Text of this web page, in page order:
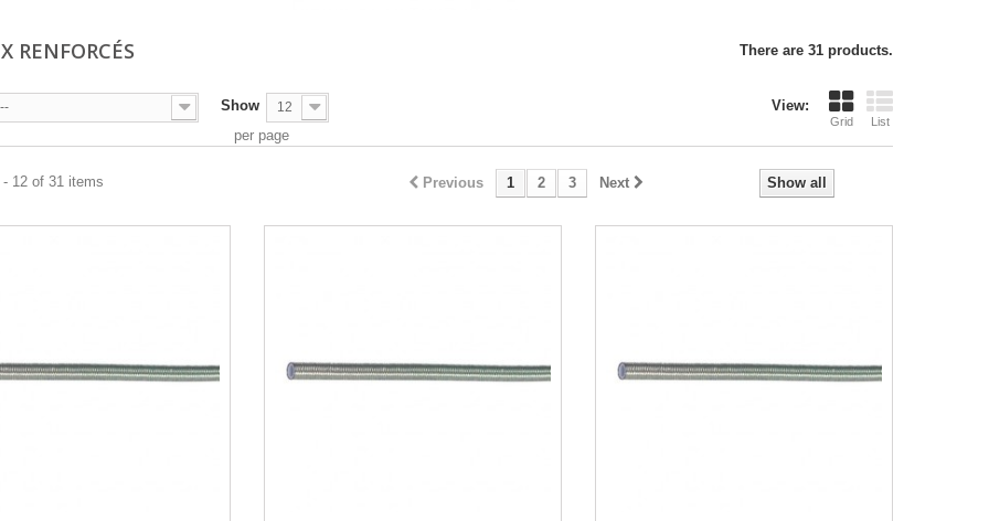
RENFORCÉS There are 31 products.
View:
Grid List
-- Show 12
per page
Show all
Previous 1 2 3 Next
12 of 31 items